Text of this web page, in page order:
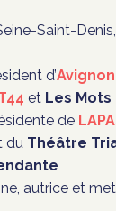
Saint-
d’
et Les
de
du Théâtre
autrice et